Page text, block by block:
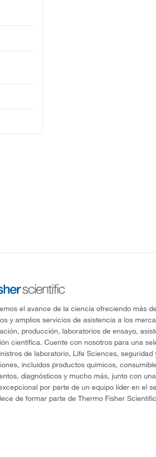
el avance de la ciencia ofreciendo más
y amplios servicios de asistencia a los
producción, laboratorios de ensayo,
científica. Cuente con nosotros para una
de laboratorio, Life Sciences, seguridad
incluidos productos químicos,
diagnósticos y mucho más, junto con
por parte de un equipo líder en el
de formar parte de Thermo Fisher